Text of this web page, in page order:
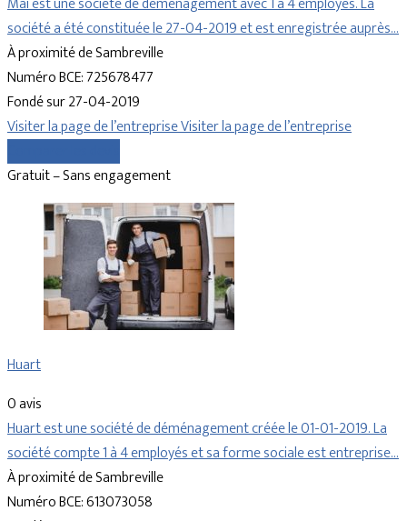
société a été constituée le 27-04-2019 et est enregistrée auprès…
À proximité de Sambreville
Numéro BCE: 725678477
Fondé sur 27-04-2019
Visiter la page de l’entrepriseVisiter la page de l’entreprise
Gratuit – Sans engagement
Huart
0 avis
Huart est une société de déménagement créée le 01-01-2019. La
société compte 1 à 4 employés et sa forme sociale est entreprise…
À proximité de Sambreville
Numéro BCE: 613073058